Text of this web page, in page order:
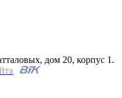
дом 20, корпус 1.